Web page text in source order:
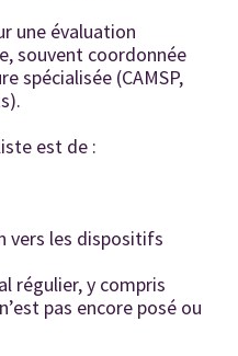
une évaluation
souvent coordonnée
spécialisée (CAMSP,
est de :
vers les dispositifs
régulier, y compris
pas encore posé ou